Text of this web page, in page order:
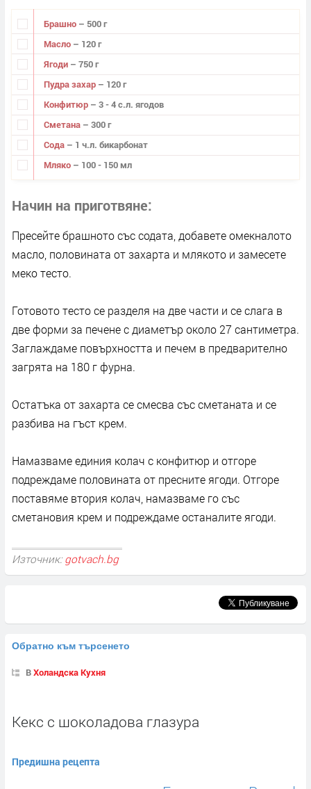
Брашно – 500 г
Масло – 120 г
Ягоди – 750 г
Пудра захар – 120 г
Конфитюр – 3 - 4 с.л. ягодов
Сметана – 300 г
Сода – 1 ч.л. бикарбонат
Мляко – 100 - 150 мл
Начин на приготвяне
Пресейте брашното със содата, добавете омекналото
масло, половината от захарта и млякото и замесете
меко тесто.
Готовото тесто се разделя на две части и се слага в
две форми за печене с диаметър около 27 сантиметра.
Заглаждаме повърхността и печем в предварително
загрята на 180 г фурна.
Остатъка от захарта се смесва със сметаната и се
разбива на гъст крем.
Намазваме единия колач с конфитюр и отгоре
подреждаме половината от пресните ягоди. Отгоре
поставяме втория колач, намазваме го със
сметановия крем и подреждаме останалите ягоди.
Източник: gotvach.bg
Обратно към търсенето
ВХоландска Кухня
Кекс с шоколадова глазура
Предишна рецепта